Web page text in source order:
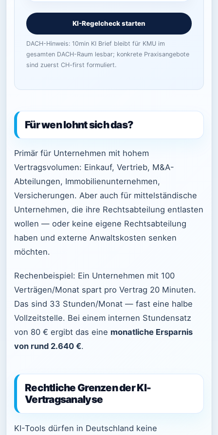
KI-Regelcheck starten
DACH-Hinweis: 10min KI Brief bleibt für KMU im
gesamten DACH-Raum lesbar; konkrete Praxisangebote
sind zuerst CH-first formuliert.
Für wen lohnt sich das?
Primär für Unternehmen mit hohem
Vertragsvolumen: Einkauf, Vertrieb, M&A-
Abteilungen, Immobilienunternehmen,
Versicherungen. Aber auch für mittelständische
Unternehmen, die ihre Rechtsabteilung entlasten
wollen — oder keine eigene Rechtsabteilung
haben und externe Anwaltskosten senken
möchten.
Rechenbeispiel: Ein Unternehmen mit 100
Verträgen/Monat spart pro Vertrag 20 Minuten.
Das sind 33 Stunden/Monat — fast eine halbe
Vollzeitstelle. Bei einem internen Stundensatz
von 80 € ergibt das eine monatliche Ersparnis
von rund 2.640 €.
Rechtliche Grenzen der KI-
Vertragsanalyse
KI-Tools dürfen in Deutschland keine